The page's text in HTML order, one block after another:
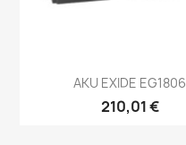
Kiirvaade
AKU EXIDE EG1806
210,01 €